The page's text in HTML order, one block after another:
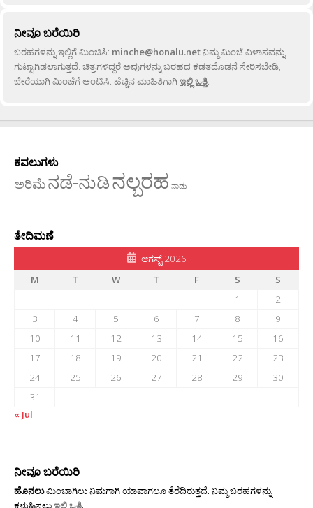
ನೀವೂ ಬರೆಯಿರಿ
ಬರಹಗಳನ್ನು ಇಲ್ಲಿಗೆ ಮಿಂಚಿಸಿ: minche@honalu.netನಿಮ್ಮ ಮಿಂಚೆ ವಿಳಾಸವನ್ನು
ಗುಟ್ಟಾಗಿಡಲಾಗುತ್ತದೆ. ಚಿತ್ರಗಳಿದ್ದರೆ ಅವುಗಳನ್ನು ಬರಹದ ಕಡತದೊಡನೆ ಸೇರಿಸಬೇಡಿ,
ಬೇರೆಯಾಗಿ ಮಿಂಚೆಗೆ ಅಂಟಿಸಿ. ಹೆಚ್ಚಿನ ಮಾಹಿತಿಗಾಗಿಇಲ್ಲಿ ಒತ್ತಿ.
ಕವಲುಗಳು
ಅರಿಮೆನಡೆ-ನುಡಿನಲ್ಬರಹ ನಾಡು
ತೇದಿಮಣೆ
ಆಗಸ್ಟ್ 2026
M
T W T F S
S
1
2
3
4 5 6 7 8
9
10
11 12 13 14 15
16
17
18 19 20 21 22
23
24
25 26 27 28 29
30
31
« Jul
ನೀವೂ ಬರೆಯಿರಿ
ಹೊನಲುಮಿಂಬಾಗಿಲು ನಿಮಗಾಗಿ ಯಾವಾಗಲೂ ತೆರೆದಿರುತ್ತದೆ. ನಿಮ್ಮ ಬರಹಗಳನ್ನು
ಕಳುಹಿಸಲುಇಲ್ಲಿ ಒತ್ತಿ.